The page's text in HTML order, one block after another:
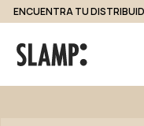
ENCUENTRA TU
Productos